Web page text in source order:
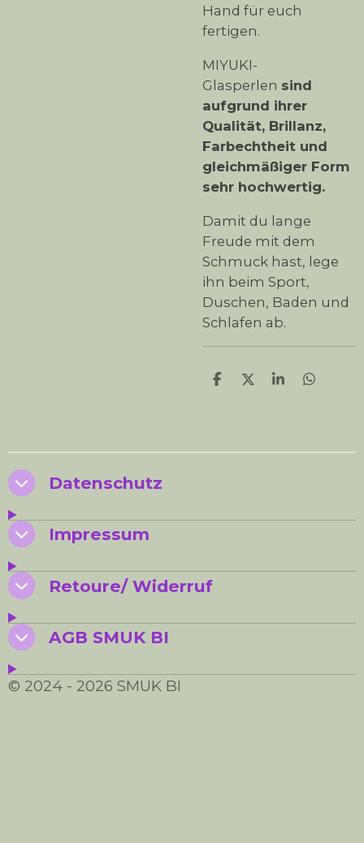
Hand für euch
fertigen.
MIYUKI-
Glasperlen sind
aufgrund ihrer
Qualität, Brillanz,
Farbechtheit und
gleichmäßiger Form
sehr hochwertig.
Damit du lange
Freude mit dem
Schmuck hast, lege
ihn beim Sport,
Duschen, Baden und
Schlafen ab.
T
n
T
n
T
n
T
n
Datenschutz
Impressum
Retoure/ Widerruf
AGB SMUK BI
© 2024 - 2026 SMUK BI